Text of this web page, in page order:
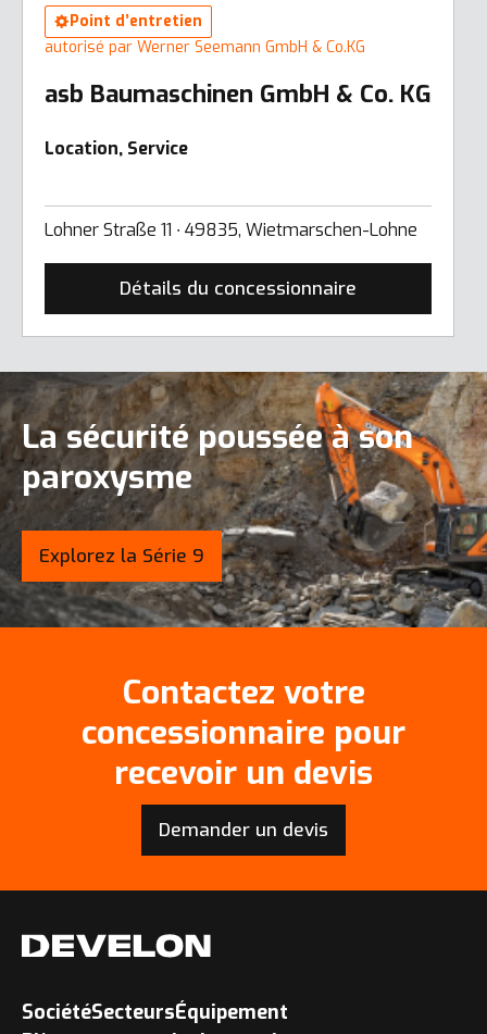
Point d’entretien
autorisé par Werner Seemann GmbH & Co.KG
asb Baumaschinen GmbH & Co. KG
Location, Service
Lohner Straße 11 ∙ 49835, Wietmarschen-Lohne
Détails du concessionnaire
La sécurité poussée à son
paroxysme
Explorez la Série 9
Contactez votre
concessionnaire pour
recevoir un devis
Demander un devis
SociétéSecteursÉquipement